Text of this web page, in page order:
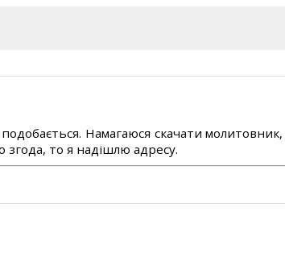
Намагаюся скачати
то я надішлю адресу.